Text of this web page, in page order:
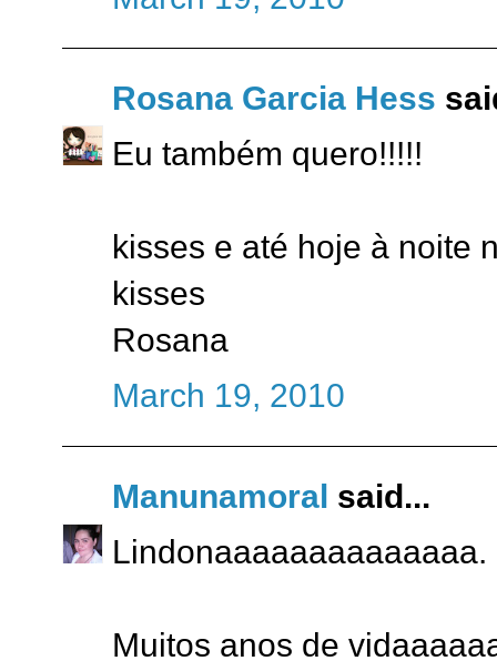
Rosana Garcia Hess
Eu também quero!!!!!
kisses e até hoje à noite
kisses
Rosana
March 19, 2010
Manunamoral said...
Lindonaaaaaaaaaaaaaa.
Muitos anos de